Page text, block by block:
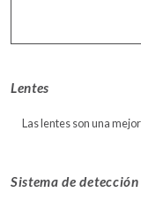
Lentes
Las lentes son una
Sistema de detección